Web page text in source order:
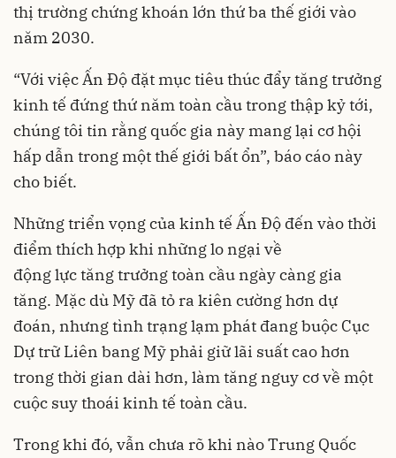
thị trường chứng khoán lớn thứ ba thế giới vào
năm 2030.
“Với việc Ấn Độ đặt mục tiêu thúc đẩy tăng trưởng
kinh tế đứng thứ năm toàn cầu trong thập kỷ tới,
chúng tôi tin rằng quốc gia này mang lại cơ hội
hấp dẫn trong một thế giới bất ổn”, báo cáo này
cho biết.
Những triển vọng của kinh tế Ấn Độ đến vào thời
điểm thích hợp khi những lo ngại về
động lực tăng trưởng toàn cầu ngày càng gia
tăng. Mặc dù Mỹ đã tỏ ra kiên cường hơn dự
đoán, nhưng tình trạng lạm phát đang buộc Cục
Dự trữ Liên bang Mỹ phải giữ lãi suất cao hơn
trong thời gian dài hơn, làm tăng nguy cơ về một
cuộc suy thoái kinh tế toàn cầu.
Trong khi đó, vẫn chưa rõ khi nào Trung Quốc